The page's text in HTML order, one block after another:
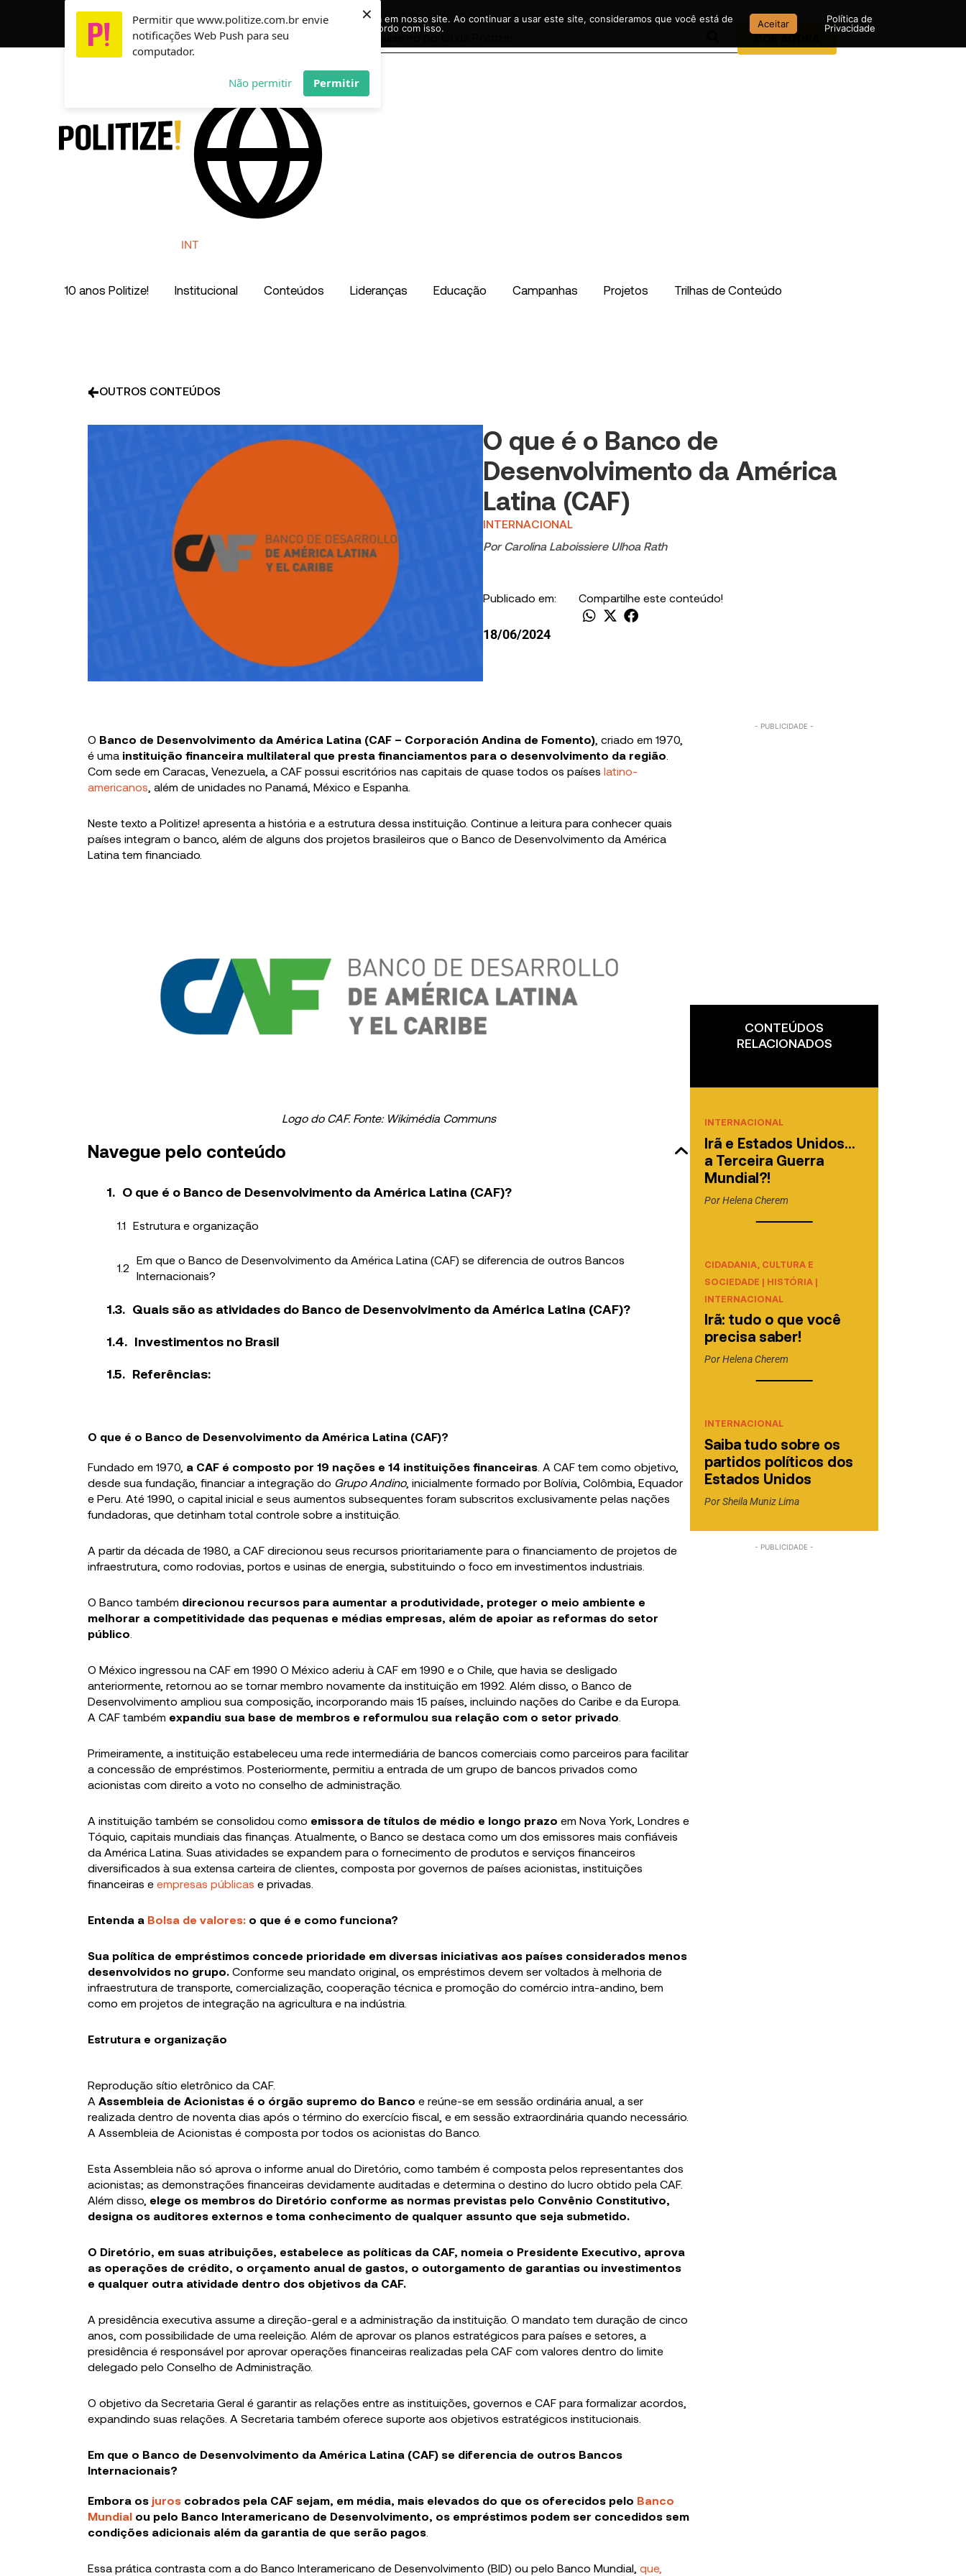
Permitir que www.politize.com.br envie
notificações Web Push para seu
computador.
Não permitir Permitir
×
CO
INT
Pesquisar
DOE AGORA
10 anos Politize! Institucional Conteúdos Lideranças Educação Campanhas Projetos Trilhas de Conteúdo
OUTROS CONTEÚDOS
O que é o Banco de
Desenvolvimento da América
Latina (CAF)
INTERNACIONAL
Por Carolina Laboissiere Ulhoa Rath
Publicado em:
18/06/2024
Compartilhe este conteúdo!
O Banco de Desenvolvimento da América Latina (CAF – Corporación Andina de Fomento) , criado em 1970,
é uma instituição financeira multilateral que presta financiamentos para o desenvolvimento da região
Com sede em Caracas, Venezuela, a CAF possui escritórios nas capitais de quase todos os países latino-
americanos , além de unidades no Panamá, México e Espanha.
Neste texto a Politize! apresenta a história e a estrutura dessa instituição. Continue a leitura para conhecer quais
países integram o banco, além de alguns dos projetos brasileiros que o Banco de Desenvolvimento da América
Latina tem financiado.
Logo do CAF. Fonte: Wikimédia Communs
Navegue pelo conteúdo
O que é o Banco de Desenvolvimento da América Latina (CAF)?
Estrutura e organização
Em que o Banco de Desenvolvimento da América Latina (CAF) se diferencia de outros Bancos
Internacionais?
Quais são as atividades do Banco de Desenvolvimento da América Latina (CAF)?
Investimentos no Brasil
Referências:
O que é o Banco de Desenvolvimento da América Latina (CAF)?
Fundado em 1970, a CAF é composto por 19 nações e 14 instituições financeiras A CAF tem como objetivo,
desde sua fundação, financiar a integração do Grupo Andino, inicialmente formado por Bolívia, Colômbia, Equador
e Peru. Até 1990, o capital inicial e seus aumentos subsequentes foram subscritos exclusivamente pelas nações
fundadoras, que detinham total controle sobre a instituição.
A partir da década de 1980, a CAF direcionou seus recursos prioritariamente para o financiamento de projetos de
infraestrutura, como rodovias, portos e usinas de energia, substituindo o foco em investimentos industriais.
O Banco também direcionou recursos para aumentar a produtividade, proteger o meio ambiente e
melhorar a competitividade das pequenas e médias empresas, além de apoiar as reformas do setor
público
O México ingressou na CAF em 1990 O México aderiu à CAF em 1990 e o Chile, que havia se desligado
anteriormente, retornou ao se tornar membro novamente da instituição em 1992. Além disso, o Banco de
Desenvolvimento ampliou sua composição, incorporando mais 15 países, incluindo nações do Caribe e da Europa.
A CAF também expandiu sua base de membros e reformulou sua relação com o setor privado
Primeiramente, a instituição estabeleceu uma rede intermediária de bancos comerciais como parceiros para facilitar
a concessão de empréstimos. Posteriormente, permitiu a entrada de um grupo de bancos privados como
acionistas com direito a voto no conselho de administração.
A instituição também se consolidou como emissora de títulos de médio e longo prazo em Nova York, Londres e
Tóquio, capitais mundiais das finanças. Atualmente, o Banco se destaca como um dos emissores mais confiáveis
da América Latina. Suas atividades se expandem para o fornecimento de produtos e serviços financeiros
diversificados à sua extensa carteira de clientes, composta por governos de países acionistas, instituições
financeiras e empresas públicas e privadas.
Entenda a Bolsa de valores: o que é e como funciona?
Sua política de empréstimos concede prioridade em diversas iniciativas aos países considerados menos
desenvolvidos no grupo. Conforme seu mandato original, os empréstimos devem ser voltados à melhoria de
infraestrutura de transporte, comercialização, cooperação técnica e promoção do comércio intra-andino, bem
como em projetos de integração na agricultura e na indústria.
Estrutura e organização
Reprodução sítio eletrônico da CAF.
A Assembleia de Acionistas é o órgão supremo do Banco e reúne-se em sessão ordinária anual, a ser
realizada dentro de noventa dias após o término do exercício fiscal, e em sessão extraordinária quando necessário.
A Assembleia de Acionistas é composta por todos os acionistas do Banco.
Esta Assembleia não só aprova o informe anual do Diretório, como também é composta pelos representantes dos
acionistas; as demonstrações financeiras devidamente auditadas e determina o destino do lucro obtido pela CAF.
Além disso, elege os membros do Diretório conforme as normas previstas pelo Convênio Constitutivo,
designa os auditores externos e toma conhecimento de qualquer assunto que seja submetido.
O Diretório, em suas atribuições, estabelece as políticas da CAF, nomeia o Presidente Executivo, aprova
as operações de crédito, o orçamento anual de gastos, o outorgamento de garantias ou investimentos
e qualquer outra atividade dentro dos objetivos da CAF.
A presidência executiva assume a direção-geral e a administração da instituição. O mandato tem duração de cinco
anos, com possibilidade de uma reeleição. Além de aprovar os planos estratégicos para países e setores, a
presidência é responsável por aprovar operações financeiras realizadas pela CAF com valores dentro do limite
delegado pelo Conselho de Administração.
O objetivo da Secretaria Geral é garantir as relações entre as instituições, governos e CAF para formalizar acordos,
expandindo suas relações. A Secretaria também oferece suporte aos objetivos estratégicos institucionais.
Em que o Banco de Desenvolvimento da América Latina (CAF) se diferencia de outros Bancos
Internacionais?
Embora os juros cobrados pela CAF sejam, em média, mais elevados do que os oferecidos pelo Banco
Mundial ou pelo Banco Interamericano de Desenvolvimento, os empréstimos podem ser concedidos sem
condições adicionais além da garantia de que serão pagos
Essa prática contrasta com a do Banco Interamericano de Desenvolvimento (BID) ou pelo Banco Mundial, que,
CONTEÚDOS
RELACIONADOS
INTERNACIONAL
Irã e Estados Unidos…
a Terceira Guerra
Mundial?!
PorHelena Cherem
CIDADANIA, CULTURA E
SOCIEDADE | HISTÓRIA |
INTERNACIONAL
Irã: tudo o que você
precisa saber!
PorHelena Cherem
INTERNACIONAL
Saiba tudo sobre os
partidos políticos dos
Estados Unidos
PorSheila Muniz Lima
Usamos cookies para garantir que você tenha a melhor experiência em nosso site. Ao continuar a usar este site, consideramos que você está de
acordo com isso.
Aceitar
Política de
Privacidade